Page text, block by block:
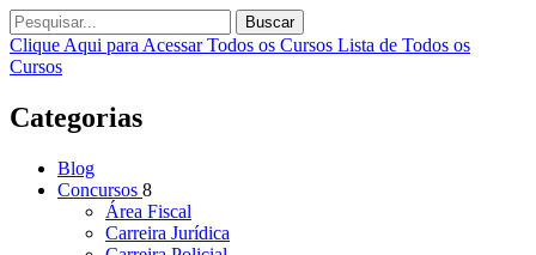
Buscar
Clique Aqui para Acessar Todos os Cursos Lista de Todos os
Cursos
Categorias
Blog
Concursos 8
Área Fiscal
Carreira Jurídica